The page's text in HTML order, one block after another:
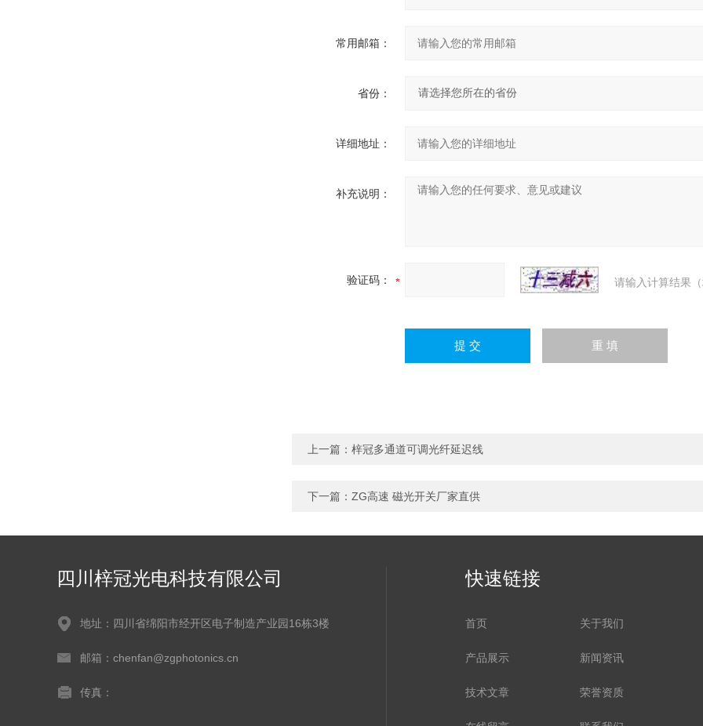
常用邮箱：
省份：
详细地址：
补充说明：
验证码： 请输入计算结果
上一篇： 梓冠多通道可调光纤延迟线
下一篇： ZG高速 磁光开关厂家直供
四川梓冠光电科技有限公司
地址：四川省绵阳市经开区电子制造产业园16栋3楼
邮箱：chenfan@zgphotonics.cn
传真：
快速链接
首页 关于我们
产品展示 新闻资讯
技术文章 荣誉资质